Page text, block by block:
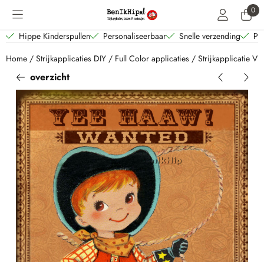
Cookievoorkeuren zijn beschikbaar. Kies instellingen of sta alle 0
Hippe Kinderspullen Personaliseerbaar Snelle verzending
Home / Strijkapplicaties DIY / Full Color applicaties / Strijkapplicatie
overzicht